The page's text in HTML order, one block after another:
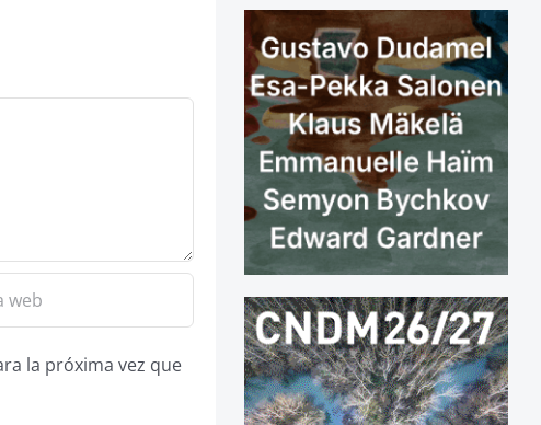
la próxima vez que